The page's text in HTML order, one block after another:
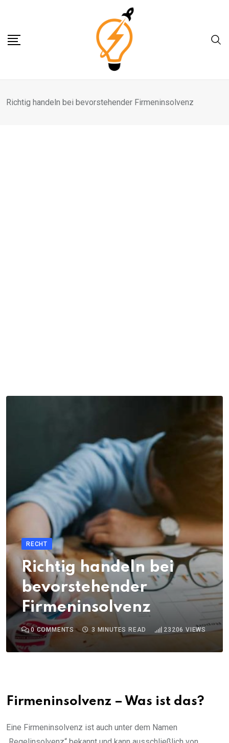
content
Richtig handeln bei bevorstehender Firmeninsolvenz
RECHT
Richtig handeln bei
bevorstehender
Firmeninsolvenz
0COMMENTS 3 MINUTES READ 23206 VIEWS
Firmeninsolvenz – Was ist das?
Eine Firmeninsolvenz ist auch unter dem Namen